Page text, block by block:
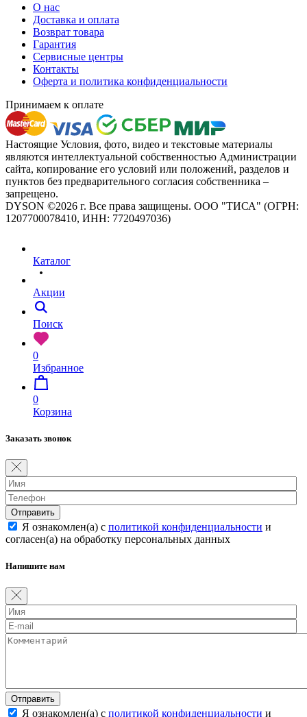
О нас
Доставка и оплата
Возврат товара
Гарантия
Сервисные центры
Контакты
Оферта и политика конфиденциальности
Принимаем к оплате
Настоящие Условия, фото, видео и текстовые материалы
являются интеллектуальной собственностью Администрации
сайта, копирование его условий или положений, разделов и
пунктов без предварительного согласия собственника –
запрещено.
DYSON ©2026 г. Все права защищены. ООО "ТИСА" (ОГРН:
1207700078410, ИНН: 7720497036)
Каталог
Акции
Поиск
0
Избранное
0
Корзина
Заказать звонок
Отправить
Я ознакомлен(а) с политикой конфиденциальности и
согласен(а) на обработку персональных данных
Напишите нам
Отправить
Я ознакомлен(а) с политикой конфиденциальности и